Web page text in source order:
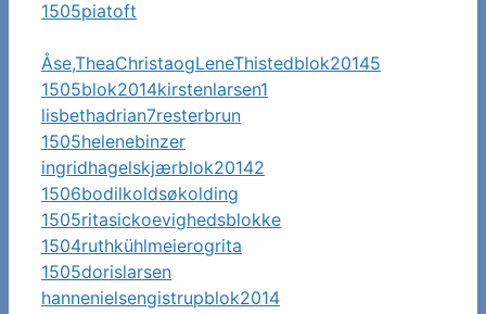
1505piatoft
Åse,TheaChristaogLeneThistedblok20145
1505blok2014kirstenlarsen1
lisbethadrian7resterbrun
1505helenebinzer
ingridhagelskjærblok20142
1506bodilkoldsøkolding
1505ritasickoevighedsblokke
1504ruthkühlmeierogrita
1505dorislarsen
hannenielsengistrupblok2014